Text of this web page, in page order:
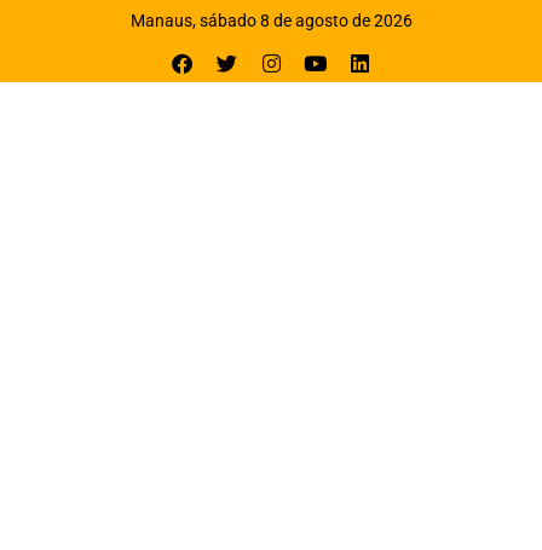
Manaus, sábado 8 de agosto de 2026